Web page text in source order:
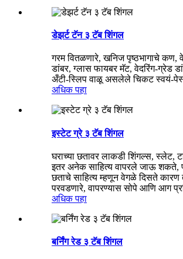
डेझर्ट टॅन ३ टॅब शिंगल
गरम वितळणारे, खनिज पृष्ठभागाचे कण,
डांबर, ग्लास फायबर मॅट, वेदरिंग-ग्रेड
अँटी-स्लिप वाळू असलेले चिकट स्वयं-
अधिक पहा
इस्टेट ग्रे ३ टॅब शिंगल
घराच्या छतावर लाकडी शिंगल्स, स्लेट,
इतर अनेक साहित्य वापरले जाऊ शकते,
छताचे साहित्य म्हणून वेगळे दिसते
परवडणारे, वापरण्यास सोपे आणि आग
अधिक पहा
बर्निंग रेड ३ टॅब शिंगल